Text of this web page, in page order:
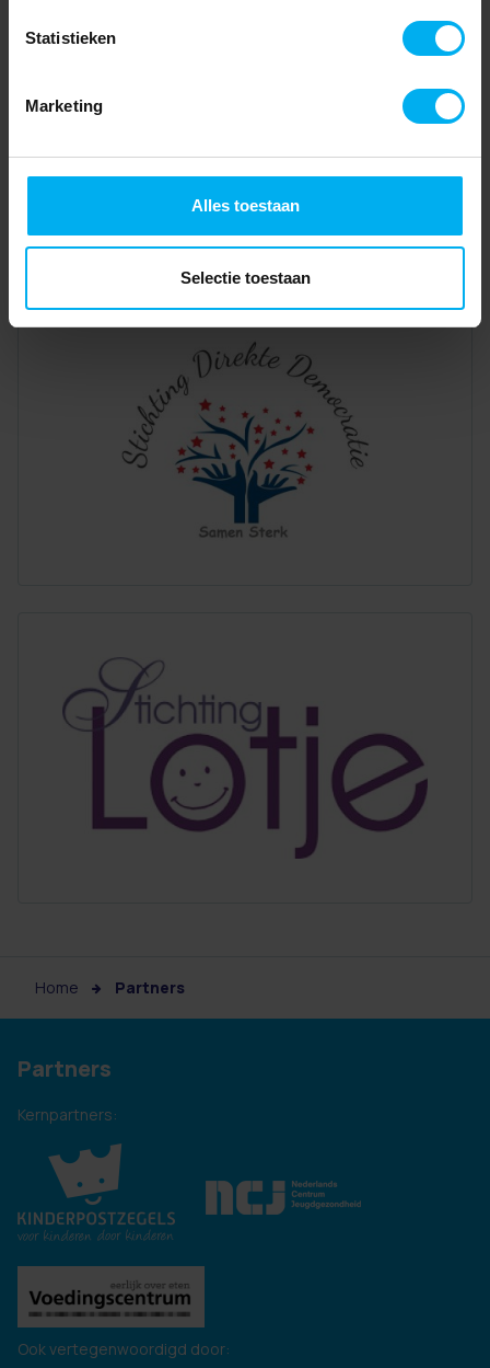
Statistieken
Marketing
Alles toestaan
Selectie toestaan
Home Partners
Partners
Kernpartners:
Ook vertegenwoordigd door: